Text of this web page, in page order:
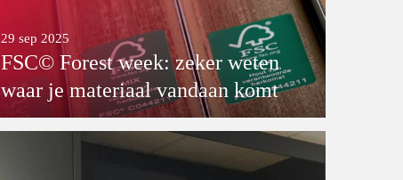
FSC© Forest week: zeker weten
waar je materiaal vandaan komt
29 sep 2025